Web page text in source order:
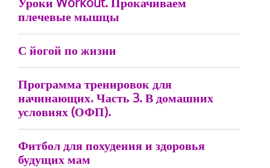
плечевые мышцы
С йогой по жизни
Программа тренировок для
начинающих. Часть 3. В домашних
условиях (ОФП).
Фитбол для похудения и здоровья
будущих мам